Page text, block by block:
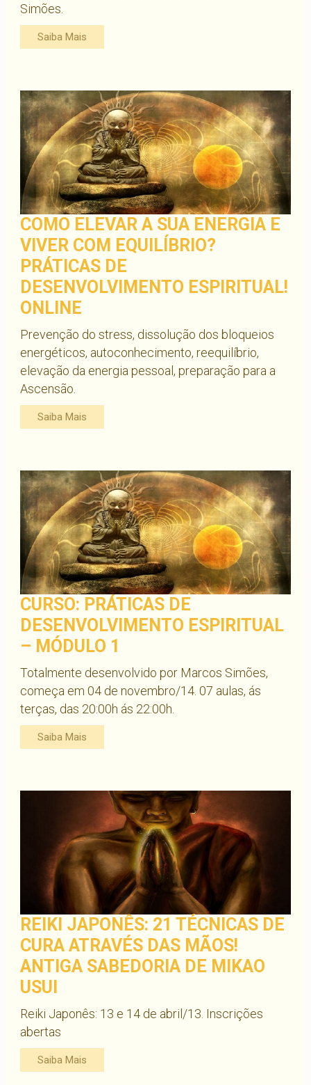
Simões.
Saiba Mais
COMO ELEVAR A SUA ENERGIA E
VIVER COM EQUILÍBRIO?
PRÁTICAS DE
DESENVOLVIMENTO ESPIRITUAL!
ONLINE
Prevenção do stress, dissolução dos bloqueios
energéticos, autoconhecimento, reequilíbrio,
elevação da energia pessoal, preparação para a
Ascensão.
Saiba Mais
CURSO: PRÁTICAS DE
DESENVOLVIMENTO ESPIRITUAL
– MÓDULO 1
Totalmente desenvolvido por Marcos Simões,
começa em 04 de novembro/14. 07 aulas, ás
terças, das 20:00h ás 22:00h.
Saiba Mais
REIKI JAPONÊS: 21 TÉCNICAS DE
CURA ATRAVÉS DAS MÃOS!
ANTIGA SABEDORIA DE MIKAO
USUI
Reiki Japonês: 13 e 14 de abril/13. Inscrições
abertas
Saiba Mais